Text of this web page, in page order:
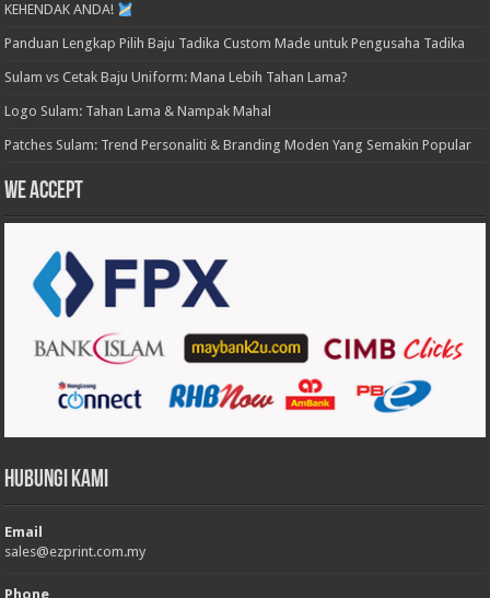
KEHENDAK ANDA!
Panduan Lengkap Pilih Baju Tadika Custom Made untuk Pengusaha Tadika
Sulam vs Cetak Baju Uniform: Mana Lebih Tahan Lama?
Logo Sulam: Tahan Lama & Nampak Mahal
Patches Sulam: Trend Personaliti & Branding Moden Yang Semakin Popular
We accept
Hubungi Kami
Email
sales@ezprint.com.my
Phone